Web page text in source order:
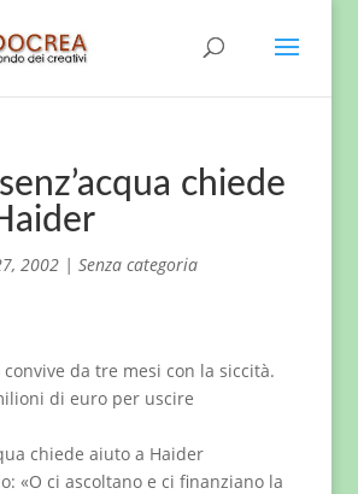
chiede
2002| Senza categoria
da tre mesi con la siccità.
di euro per uscire
chiede aiuto a Haider
«O ci ascoltano e ci finanziano la